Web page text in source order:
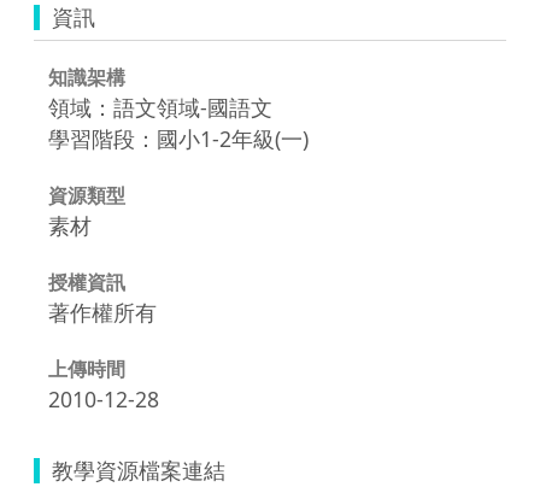
資訊
知識架構
領域：語文領域-國語文
學習階段：國小1-2年級(一)
資源類型
素材
授權資訊
著作權所有
上傳時間
2010-12-28
教學資源檔案連結